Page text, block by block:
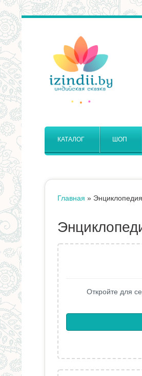
КАТАЛОГ ШОП
здесь
Главная » Энциклопедия
Откройте для